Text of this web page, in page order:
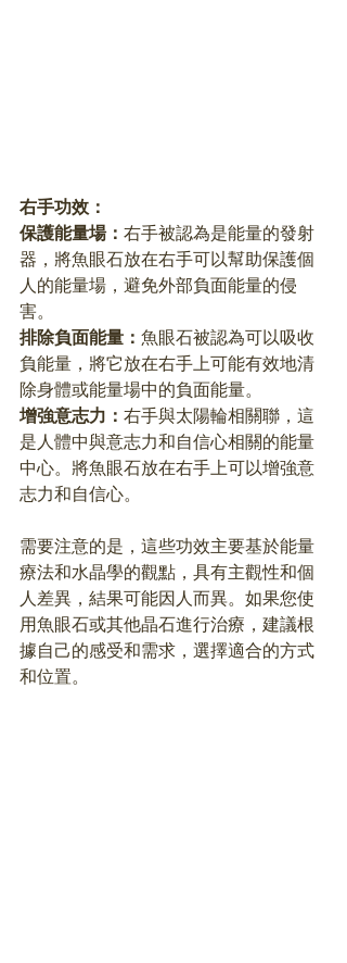
右手功效：
保護能量場： 右手被認為是能量的發射
器，將魚眼石放在右手可以幫助保護個
人的能量場，避免外部負面能量的侵
害。
排除負面能量： 魚眼石被認為可以吸收
負能量，將它放在右手上可能有效地清
除身體或能量場中的負面能量。
增強意志力： 右手與太陽輪相關聯，這
是人體中與意志力和自信心相關的能量
中心。將魚眼石放在右手上可以增強意
志力和自信心。
需要注意的是，這些功效主要基於能量
療法和水晶學的觀點，具有主觀性和個
人差異，結果可能因人而異。如果您使
用魚眼石或其他晶石進行治療，建議根
據自己的感受和需求，選擇適合的方式
和位置。